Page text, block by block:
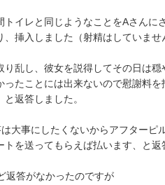
トイレと同じようなことをAさんに
、挿入しました（射精はしていませ
り乱し、彼女を説得してその日は穏
ったことには出来ないので慰謝料
返答しました。
大事にしたくないからアフターピ
トを送ってもらえば払います、と返
返答がなかったのですが